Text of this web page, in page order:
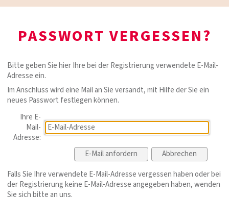
PASSWORT VERGESSEN?
Bitte geben Sie hier Ihre bei der Registrierung verwendete E-Mail-
Adresse ein.
Im Anschluss wird eine Mail an Sie versandt, mit Hilfe der Sie ein
neues Passwort festlegen können.
Ihre E-
Mail-
Adresse:
Falls Sie Ihre verwendete E-Mail-Adresse vergessen haben oder bei
der Registrierung keine E-Mail-Adresse angegeben haben, wenden
Sie sich bitte an uns.